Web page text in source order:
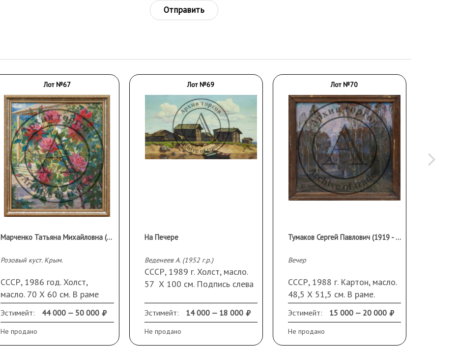
Отправить
Лот №67
Марченко Татьяна Михайловна (1918 г.р.)
Розовый куст. Крым.
СССР, 1986 год. Холст,
масло. 70 Х 60 см. В раме
Эстимейт: 44 000 — 50 000
Не продано
Лот №69
На Печере
Веденеев А. (1952 г.р.)
СССР, 1989 г. Холст, масло.
57 Х 100 см. Подпись слева
Эстимейт: 14 000 — 18 000
Не продано
Лот №70
Тумаков Сергей Павлович (1919 - 2003 гг.)
Вечер
СССР, 1988 г. Картон, масло.
48,5 Х 51,5 см. В раме.
Эстимейт: 15 000 — 20 000
Не продано